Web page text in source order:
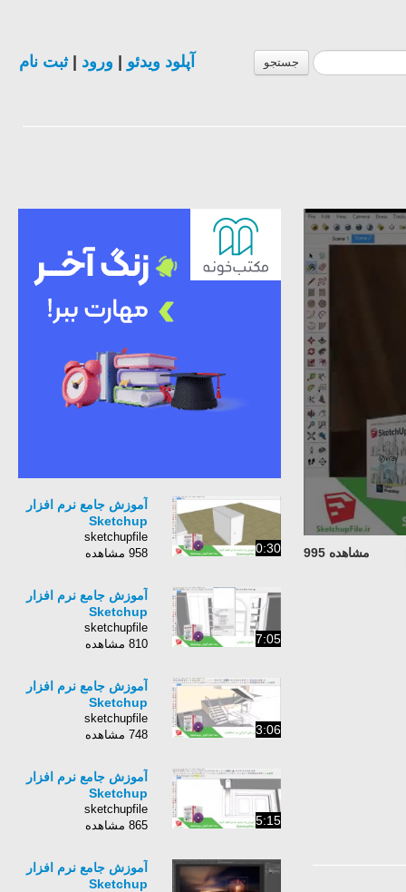
جستجو آپلود ویدئو ورود |ثبت نام
مشاهده 995 0:30
آموزش جامع نرم افزار
Sketchup
sketchupfile
958 مشاهده
7:05
آموزش جامع نرم افزار
Sketchup
sketchupfile
810 مشاهده
3:06
آموزش جامع نرم افزار
Sketchup
sketchupfile
748 مشاهده
5:15
آموزش جامع نرم افزار
Sketchup
sketchupfile
865 مشاهده
آموزش جامع نرم افزار
Sketchup